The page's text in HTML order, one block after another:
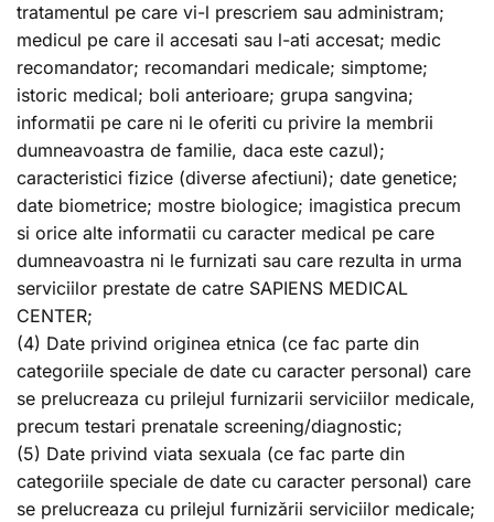
tratamentul pe care vi-l prescriem sau administram;
medicul pe care il accesati sau l-ati accesat; medic
recomandator; recomandari medicale; simptome;
istoric medical; boli anterioare; grupa sangvina;
informatii pe care ni le oferiti cu privire la membrii
dumneavoastra de familie, daca este cazul);
caracteristici fizice (diverse afectiuni); date genetice;
date biometrice; mostre biologice; imagistica precum
si orice alte informatii cu caracter medical pe care
dumneavoastra ni le furnizati sau care rezulta in urma
serviciilor prestate de catre SAPIENS MEDICAL
CENTER;
(4) Date privind originea etnica (ce fac parte din
categoriile speciale de date cu caracter personal) care
se prelucreaza cu prilejul furnizarii serviciilor medicale,
precum testari prenatale screening/diagnostic;
(5) Date privind viata sexuala (ce fac parte din
categoriile speciale de date cu caracter personal) care
se prelucreaza cu prilejul furnizării serviciilor medicale;